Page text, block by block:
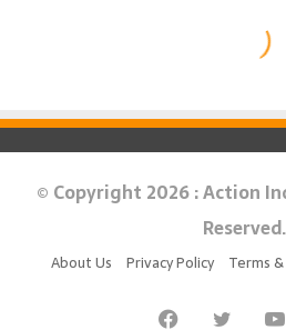
© Copyright 2026 : Action
Reserved.
About Us Privacy Policy Terms
FacebookTwitter